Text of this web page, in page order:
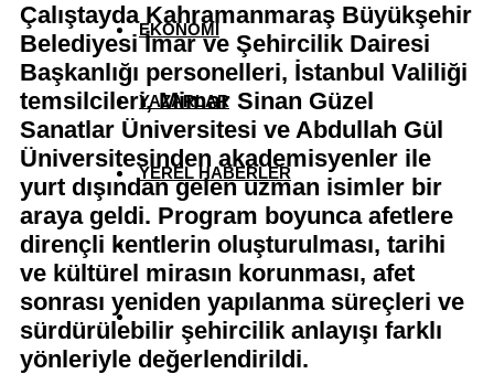
EKONOMİ
YAZARLAR
YEREL HABERLER
Çalıştayda Kahramanmaraş Büyükşehir
Belediyesi İmar ve Şehircilik Dairesi
Başkanlığı personelleri, İstanbul Valiliği
temsilcileri, Mimar Sinan Güzel
Sanatlar Üniversitesi ve Abdullah Gül
Üniversitesinden akademisyenler ile
yurt dışından gelen uzman isimler bir
araya geldi. Program boyunca afetlere
dirençli kentlerin oluşturulması, tarihi
ve kültürel mirasın korunması, afet
sonrası yeniden yapılanma süreçleri ve
sürdürülebilir şehircilik anlayışı farklı
yönleriyle değerlendirildi.